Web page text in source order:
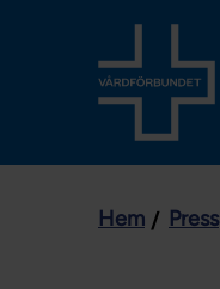
Hem Press